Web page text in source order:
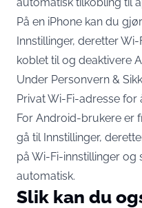
På en iPhone kan du
Innstillinger, deretter
koblet til og deaktivere
Under Personvern &
Privat Wi-Fi-adresse for
For Android-brukere er
gå til Innstillinger,
på Wi-Fi-innstillinger og
automatisk.
Slik kan du